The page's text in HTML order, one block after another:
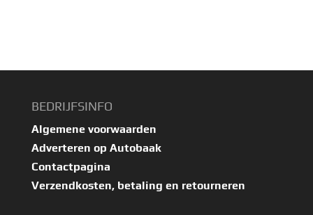
BEDRIJFSINFO
Algemene voorwaarden
Adverteren op Autobaak
Contactpagina
Verzendkosten, betaling en retourneren